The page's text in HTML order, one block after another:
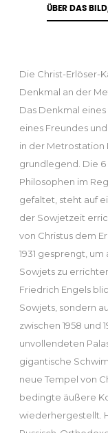
ÜBER DAS
Die Christ-Erlöser-
Denkmal an der
Das Denkmal
eines Freundes
in der Metrostation
grundlegend. Die
Philosophen im
gefaltet, steht auf
der Sowjetzeit
von Christus dem
1931 gesprengt,
Sowjets zu
Friedrich Engels
Sowjets, sondern
zwischen 1958 und
unvollendeten
gigantische
neue Tempel von
bedingte äußere
wiederhergestellt.